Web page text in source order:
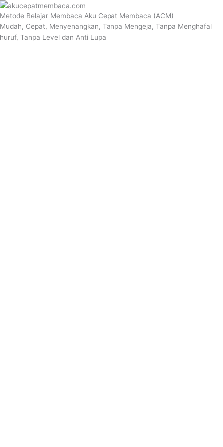
Metode Belajar Membaca Aku Cepat Membaca (ACM)
Mudah, Cepat, Menyenangkan, Tanpa Mengeja, Tanpa Menghafal
huruf, Tanpa Level dan Anti Lupa